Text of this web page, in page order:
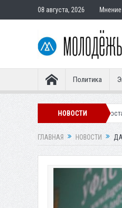
08 августа, 2026 Мнение
Политика
НОВОСТИ
«Динамо» осталось без
ГЛАВНАЯ НОВОСТИ